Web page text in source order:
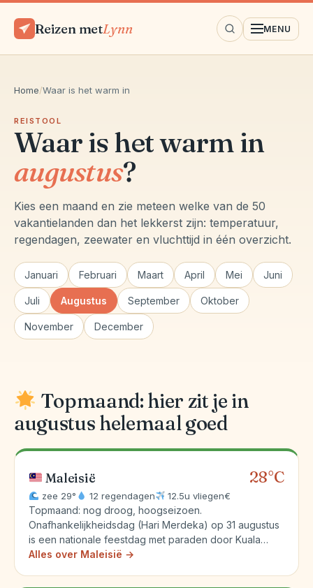
Reizen metLynn MENU
Home/Waar is het warm in
REISTOOL
Waar is het warm in
augustus?
Kies een maand en zie meteen welke van de 50
vakantielanden dan het lekkerst zijn: temperatuur,
regendagen, zeewater en vluchttijd in één overzicht.
Januari Februari Maart April Mei Juni
Juli Augustus September Oktober
November December
Topmaand: hier zit je in
augustus helemaal goed
Maleisië 28°C
zee 29° 12 regendagen 12.5u vliegen€
Topmaand: nog droog, hoogseizoen.
Onafhankelijkheidsdag (Hari Merdeka) op 31 augustus
is een nationale feestdag met paraden door Kuala…
Alles over Maleisië →